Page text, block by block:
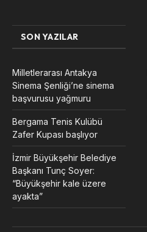
SON YAZILAR
Milletlerarası Antakya
Sinema Şenliği’ne sinema
başvurusu yağmuru
Bergama Tenis Kulübü
Zafer Kupası başlıyor
İzmir Büyükşehir Belediye
Başkanı Tunç Soyer:
“Büyükşehir kale üzere
ayakta”